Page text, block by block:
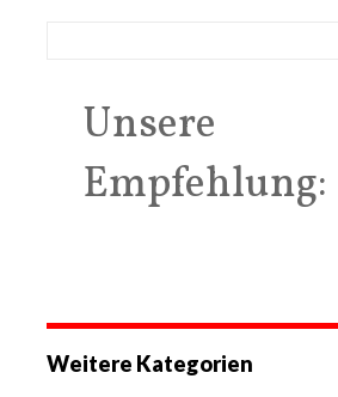
Unsere
Empfehlung:
Weitere Kategorien